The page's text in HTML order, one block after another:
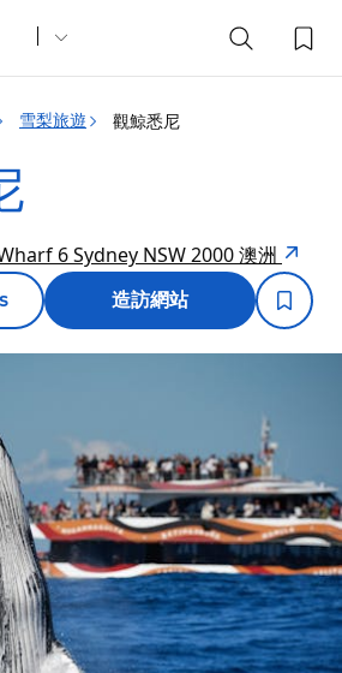
雪梨旅遊 觀鯨悉尼
6 Sydney NSW 2000 澳洲
造訪網站